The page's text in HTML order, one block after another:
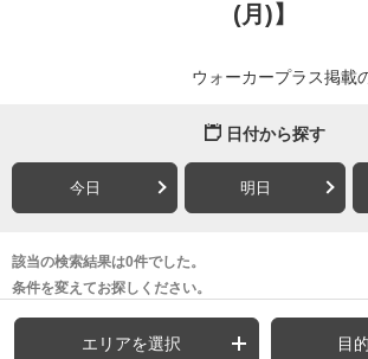
(月)】
ウォーカープラス掲載
日付から探す
今日 明日
該当の検索結果は0件でした。
条件を変えてお探しください。
エリアを選択 目